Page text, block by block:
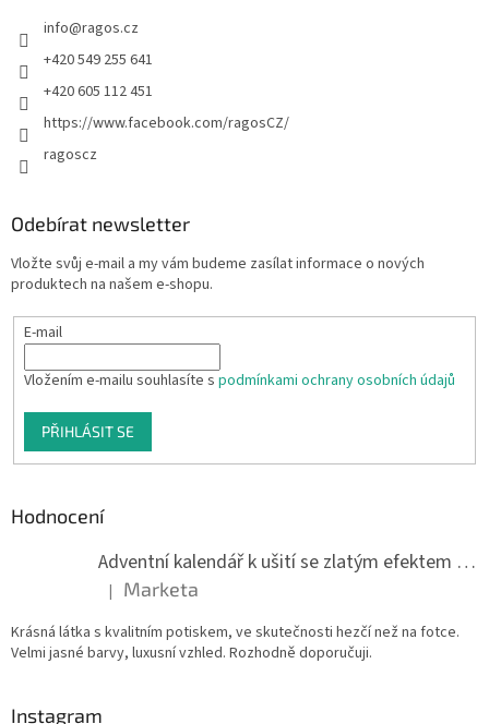
info@ragos.cz
+420 549 255 641
+420 605 112 451
https://www.facebook.com/ragosCZ/
ragoscz
Odebírat newsletter
Vložte svůj e-mail a my vám budeme zasílat informace o nových
produktech na našem e-shopu.
E-mail
Vložením e-mailu souhlasíte s podmínkami ochrany osobních údajů
PŘIHLÁSIT SE
Hodnocení
Adventní kalendář k ušití se zlatým efektem 042Q
Hodnocení produktu je 5 z 5 hvězdiček.
| Marketa
Krásná látka s kvalitním potiskem, ve skutečnosti hezčí než na fotce.
Velmi jasné barvy, luxusní vzhled. Rozhodně doporučuji.
Instagram